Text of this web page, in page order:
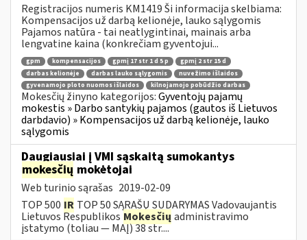
Registracijos numeris KM1419 Ši informacija skelbiama:
Kompensacijos už darbą kelionėje, lauko sąlygomis
Pajamos natūra - tai neatlygintinai, mainais arba
lengvatine kaina (konkrečiam gyventojui...
gpm kompensacijos gpmį 17 str 1 d 5 p
gpmį 2 str 15 d
darbas kelionėje
darbas lauko sąlygomis
nuvežimo išlaidos
gyvenamojo ploto nuomos išlaidos
kilnojamojo pobūdžio darbas
Mokesčių žinyno kategorijos:Gyventojų pajamų
mokestis » Darbo santykių pajamos (gautos iš Lietuvos
darbdavio) » Kompensacijos už darbą kelionėje, lauko
sąlygomis
Daugiausiai į VMI sąskaitą sumokantys
mokesčių mokėtojai
Web turinio sąrašas 2019-02-09
TOP 500 IR TOP 50 SĄRAŠŲ SUDARYMAS Vadovaujantis
Lietuvos Respublikos Mokesčių administravimo
įstatymo (toliau — MAĮ) 38 str....